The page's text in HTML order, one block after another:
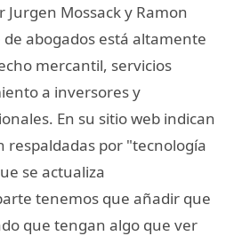
Mossack y Ramon
abogados está altamente
mercantil, servicios
a inversores y
En su sitio web indican
respaldadas por "tecnología
se actualiza
tenemos que añadir que
que tengan algo que ver